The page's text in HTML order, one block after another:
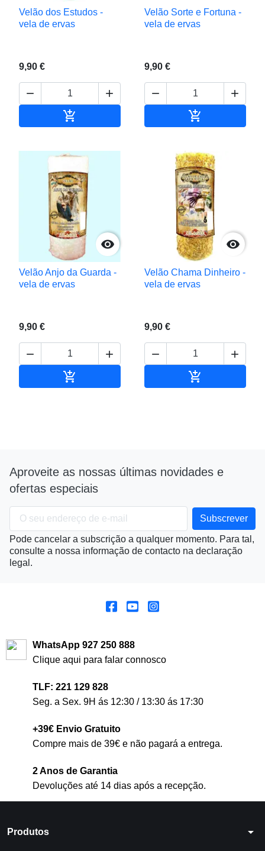
Velão dos Estudos -
vela de ervas
9,90 €
 

Velão Sorte e Fortuna -
vela de ervas
9,90 €
 


Velão Anjo da Guarda -
vela de ervas
9,90 €
 


Velão Chama Dinheiro -
vela de ervas
9,90 €
 

Aproveite as nossas últimas novidades e
ofertas especiais
Pode cancelar a subscrição a qualquer momento. Para tal,
consulte a nossa informação de contacto na declaração
legal.
WhatsApp 927 250 888
Clique aqui para falar connosco
TLF: 221 129 828
Seg. a Sex. 9H ás 12:30 / 13:30 ás 17:30
+39€ Envio Gratuito
Compre mais de 39€ e não pagará a entrega.
2 Anos de Garantia
Devoluções até 14 dias após a recepção.
Produtos arrow_drop_down